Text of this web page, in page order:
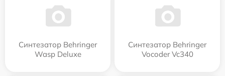
Синтезатор Behringer
Wasp Deluxe
Синтезатор Behringer
Vocoder Vc340